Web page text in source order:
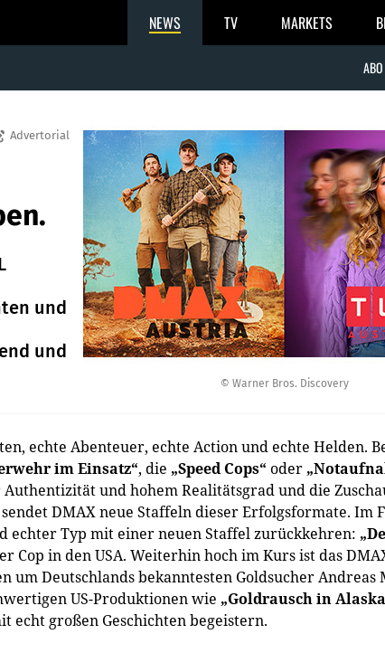
NEWS TV MARKETS
ABO
© Warner Bros. Discovery
Advertorial
und
und
echte Abenteuer, echte Action und echte Helden.
im Einsatz“, die „Speed Cops“ oder
und hohem Realitätsgrad und die
DMAX neue Staffeln dieser Erfolgsformate. Im
echter Typ mit einer neuen Staffel zurückkehren:
Cop in den USA. Weiterhin hoch im Kurs ist das
um Deutschlands bekanntesten Goldsucher Andreas
US-Produktionen wie „Goldrausch in
echt großen Geschichten begeistern.